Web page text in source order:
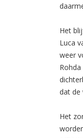
Het
Luca
weer
dat de
Het